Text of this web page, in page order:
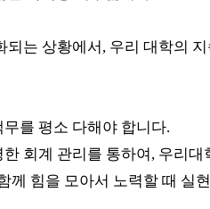
는 상황에서, 우리 대학의
를 평소 다해야 합니다.
회계 관리를 통하여, 우리
께 힘을 모아서 노력할 때 실